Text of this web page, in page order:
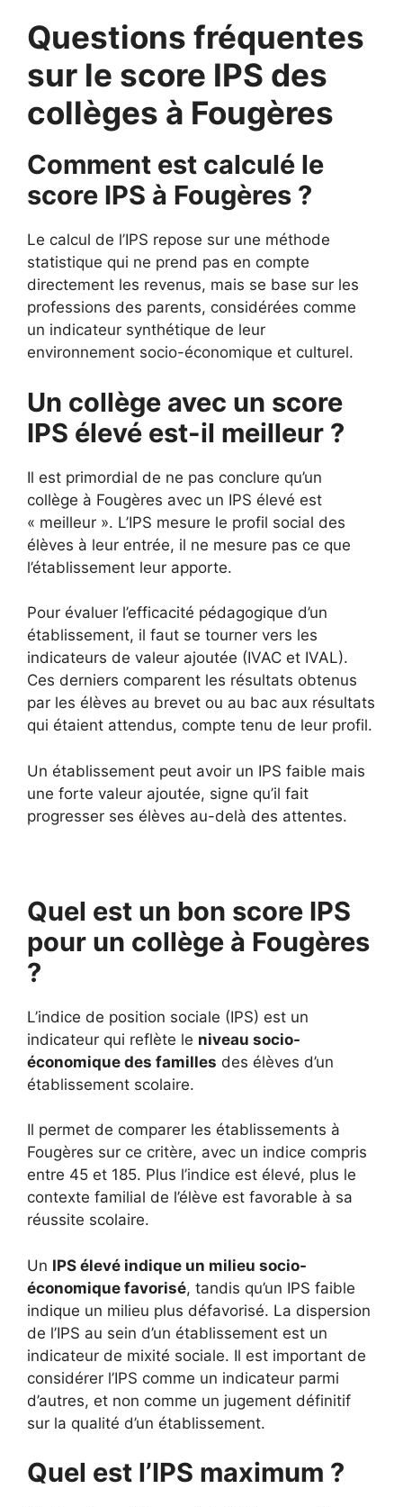
Questions fréquentes
sur le score IPS des
collèges à Fougères
Comment est calculé le
score IPS à Fougères ?
Le calcul de l’IPS repose sur une méthode
statistique qui ne prend pas en compte
directement les revenus, mais se base sur les
professions des parents, considérées comme
un indicateur synthétique de leur
environnement socio-économique et culturel.
Un collège avec un score
IPS élevé est-il meilleur ?
Il est primordial de ne pas conclure qu’un
collège à Fougères avec un IPS élevé est
« meilleur ». L’IPS mesure le profil social des
élèves à leur entrée, il ne mesure pas ce que
l’établissement leur apporte.
Pour évaluer l’efficacité pédagogique d’un
établissement, il faut se tourner vers les
indicateurs de valeur ajoutée (IVAC et IVAL).
Ces derniers comparent les résultats obtenus
par les élèves au brevet ou au bac aux résultats
qui étaient attendus, compte tenu de leur profil.
Un établissement peut avoir un IPS faible mais
une forte valeur ajoutée, signe qu’il fait
progresser ses élèves au-delà des attentes.
Quel est un bon score IPS
pour un collège à Fougères
?
L’indice de position sociale (IPS) est un
indicateur qui reflète le niveau socio-
économique des familles des élèves d’un
établissement scolaire.
Il permet de comparer les établissements à
Fougères sur ce critère, avec un indice compris
entre 45 et 185. Plus l’indice est élevé, plus le
contexte familial de l’élève est favorable à sa
réussite scolaire.
Un IPS élevé indique un milieu socio-
économique favorisé, tandis qu’un IPS faible
indique un milieu plus défavorisé. La dispersion
de l’IPS au sein d’un établissement est un
indicateur de mixité sociale. Il est important de
considérer l’IPS comme un indicateur parmi
d’autres, et non comme un jugement définitif
sur la qualité d’un établissement.
Quel est l’IPS maximum ?